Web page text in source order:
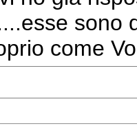
sono
come